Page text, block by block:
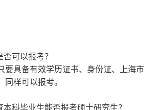
可以报考？
要具备有效学历证书、身份证、上海市
同样可以报考。
科毕业生能否报考硕士研究生？